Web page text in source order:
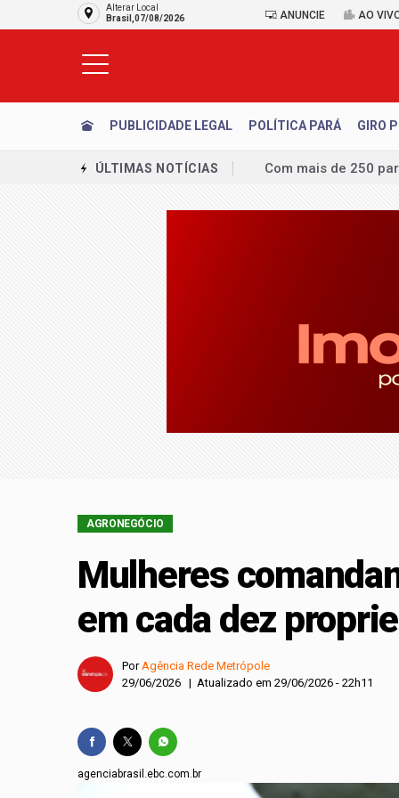
Alterar Local
Brasil,07/08/2026
ANUNCIE AO
PUBLICIDADE LEGAL POLÍTICA PARÁ GIRO
ÚLTIMAS NOTÍCIAS
Clínica Acadêmica
União Brasil
Republicanos se
PCDF investiga
AGRONEGÓCIO
Mulheres
em cada dez
PorAgência Rede Metrópole
29/06/2026 | Atualizado em 29/06/2026 - 22h11
agenciabrasil.ebc.com.br